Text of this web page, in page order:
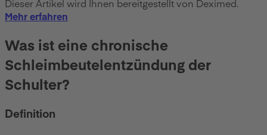
Dieser Artikel wird Ihnen bereitgestellt von Deximed.
Mehr erfahren
Was ist eine chronische
Schleimbeutelentzündung der
Schulter?
Definition